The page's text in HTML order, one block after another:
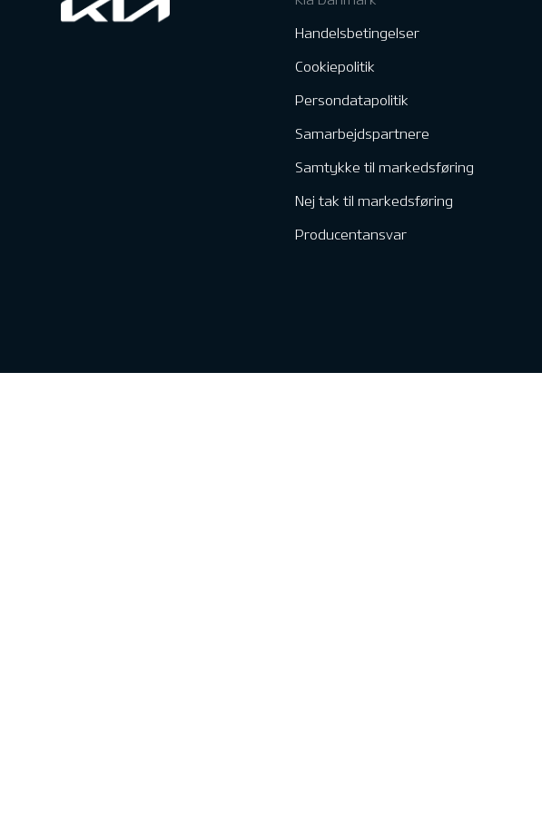
Handelsbetingelser
Cookiepolitik
Persondatapolitik
Samarbejdspartnere
Samtykke til markedsføring
Nej tak til markedsføring
Producentansvar